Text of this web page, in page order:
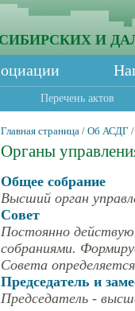
И
Перечень актов
Главная страница / Об АСДГ
Органы
Общее собрание
Высший орган
Совет
Постоянно
собраниями.
Совета
Председатель и
Председатель -